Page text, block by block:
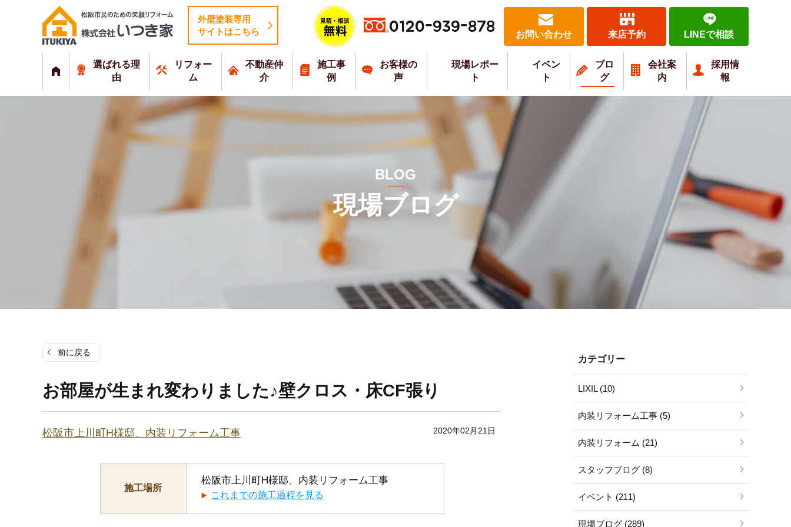
外壁塗装専用
サイトはこちら
0120-939-878 お問い合わせ 来店予約 LINEで相談
選ばれる理
由
リフォー
ム
不動産仲
介
施工事
例
お客様の
声
現場レポー
ト
イベン
ト
ブロ
グ
会社案
内
採用情
報
BLOG
現場ブログ
前に戻る
お部屋が生まれ変わりました♪壁クロス・床CF張り
松阪市上川町H様邸、内装リフォーム工事 2020年02月21日
施工場所
松阪市上川町H様邸、内装リフォーム工事
これまでの施工過程を見る
カテゴリー
LIXIL (10)
内装リフォーム工事 (5)
内装リフォーム (21)
スタッフブログ (8)
イベント (211)
現場ブログ (289)